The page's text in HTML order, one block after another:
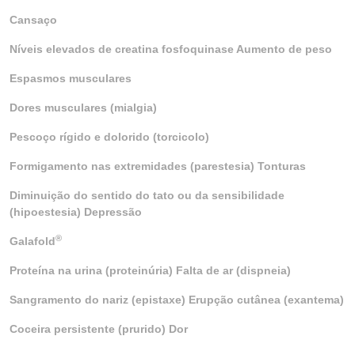
Cansaço
Níveis elevados de creatina fosfoquinase Aumento de peso
Espasmos musculares
Dores musculares (mialgia)
Pescoço rígido e dolorido (torcicolo)
Formigamento nas extremidades (parestesia) Tonturas
Diminuição do sentido do tato ou da sensibilidade
(hipoestesia) Depressão
Galafold®
Proteína na urina (proteinúria) Falta de ar (dispneia)
Sangramento do nariz (epistaxe) Erupção cutânea (exantema)
Coceira persistente (prurido) Dor